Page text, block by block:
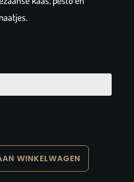
WINKELWAGEN